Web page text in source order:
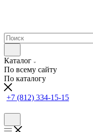
Каталог
По всему сайту
По каталогу
+7 (812) 334-15-15